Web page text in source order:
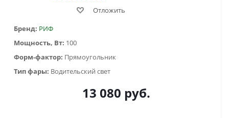
Отложить
Бренд: РИФ
Мощность, Вт: 100
Форм-фактор: Прямоугольник
Тип фары: Водительский свет
13 080 руб.